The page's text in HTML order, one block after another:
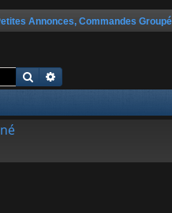
Annonces, Commandes
Rechercher